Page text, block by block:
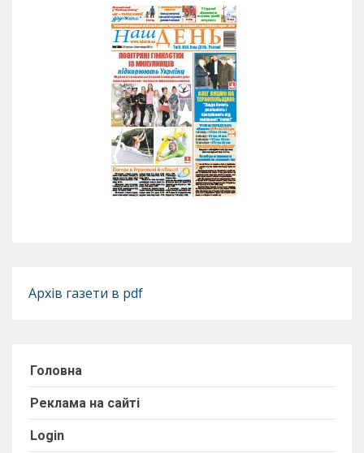
Архів газети в pdf
Головна
Реклама на сайті
Login